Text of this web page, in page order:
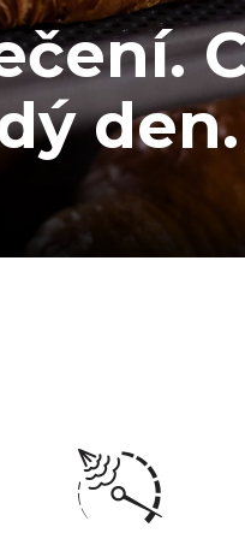
den.